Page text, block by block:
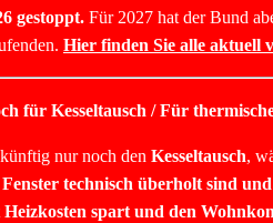
gestoppt.Für 2027 hat der Bund
Hier finden Sie alle aktuell
für Kesseltausch / Für
nur noch den Kesseltausch,
technisch überholt sind
spart und den